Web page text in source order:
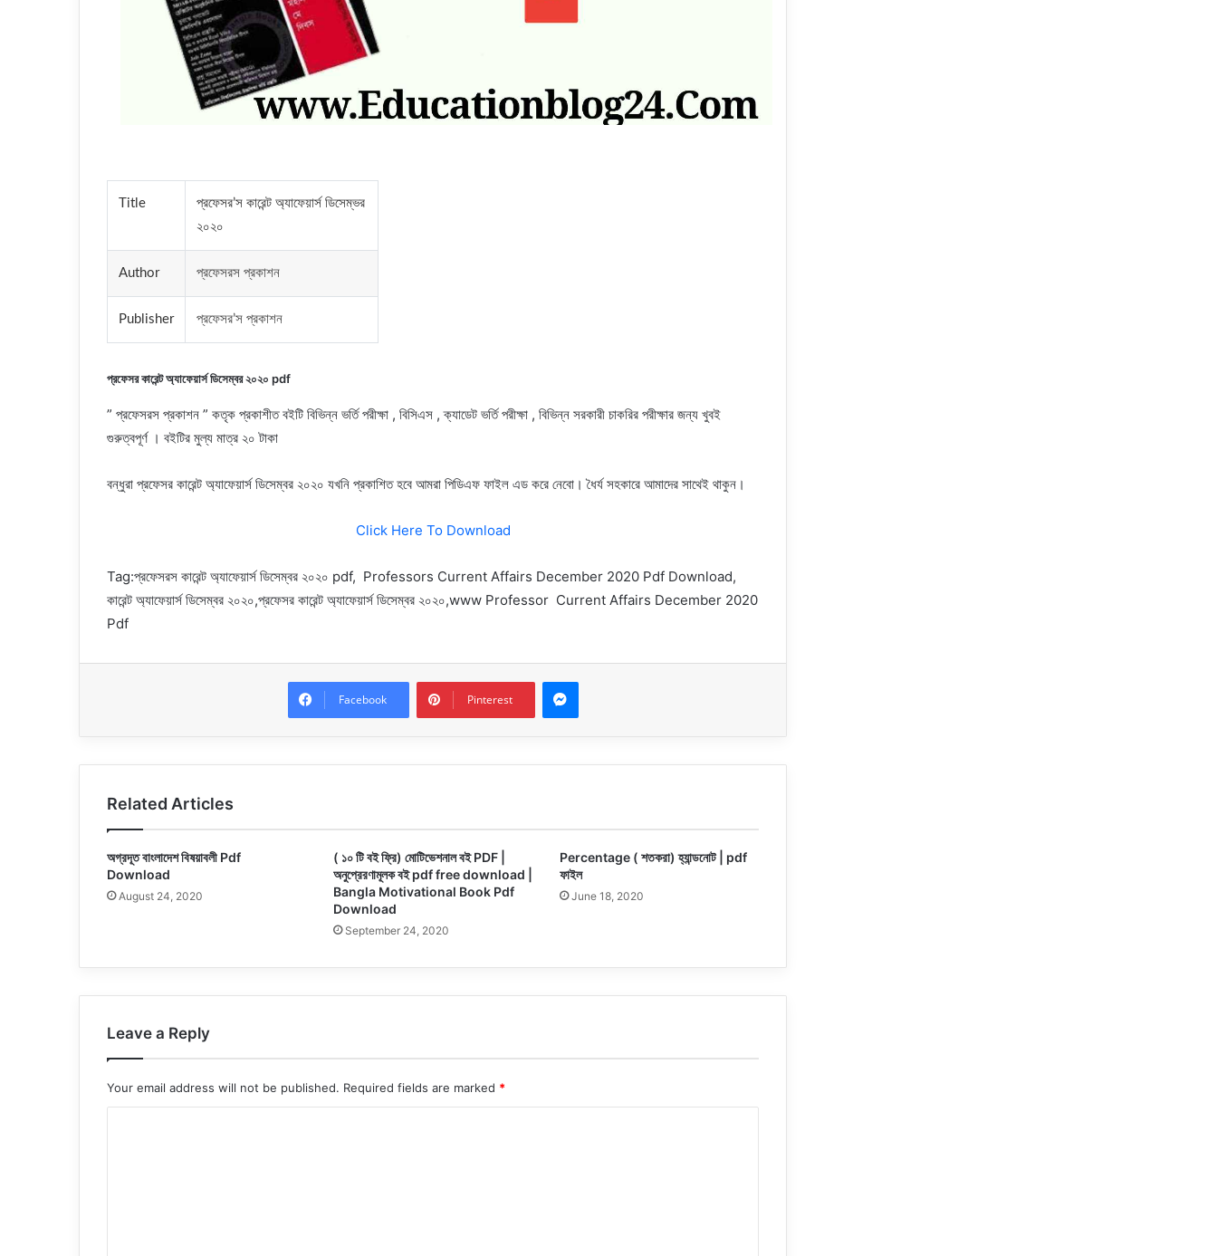
Title
প্রফেসর’স কারেন্ট অ্যাফেয়ার্স ডিসেম্ভর
২০২০
Author প্রফেসরস প্রকাশন
Publisher প্রফেসর’স প্রকাশন
প্রফেসর কারেন্ট অ্যাফেয়ার্স ডিসেম্বর ২০২০ pdf
” প্রফেসরস প্রকাশন ” কতৃক প্রকাশীত বইটি বিভিন্ন ভর্তি পরীক্ষা , বিসিএস , ক্যাডেট ভর্তি পরীক্ষা , বিভিন্ন সরকারী চাকরির পরীক্ষার জন্য খুবই
গুরুত্বপূর্ণ । বইটির মুল্য মাত্র ২০ টাকা
বন্ধুরা প্রফেসর কারেন্ট অ্যাফেয়ার্স ডিসেম্বর ২০২০ যখনি প্রকাশিত হবে আমরা পিডিএফ ফাইল এড করে নেবো। ধৈর্য সহকারে আমাদের সাথেই থাকুন।
Click Here To Download
Tag:প্রফেসরস কারেন্ট অ্যাফেয়ার্স ডিসেম্বর ২০২০ pdf, Professors Current Affairs December 2020 Pdf Download,
কারেন্ট অ্যাফেয়ার্স ডিসেম্বর ২০২০,প্রফেসর কারেন্ট অ্যাফেয়ার্স ডিসেম্বর ২০২০,www Professor Current Affairs December 2020
Pdf
Facebook Pinterest
Messenger
Related Articles
অগ্রদূত বাংলাদেশ বিষয়াবলী Pdf
Download
August 24, 2020
( ১০ টি বই ফ্রি) মোটিভেশনাল বই PDF |
অনুপ্রেরণামূলক বই pdf free download |
Bangla Motivational Book Pdf
Download
September 24, 2020
Percentage ( শতকরা) হ্যান্ডনোট | pdf
ফাইল
June 18, 2020
Leave a Reply
Your email address will not be published. Required fields are marked *